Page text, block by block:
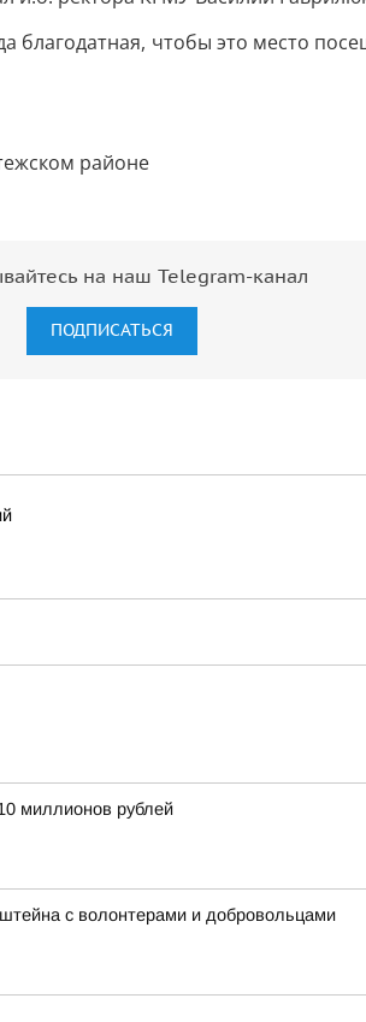
чтобы это место
на наш Telegram-канал
ПОДПИСАТЬСЯ
миллионов рублей
с волонтерами и добровольцами